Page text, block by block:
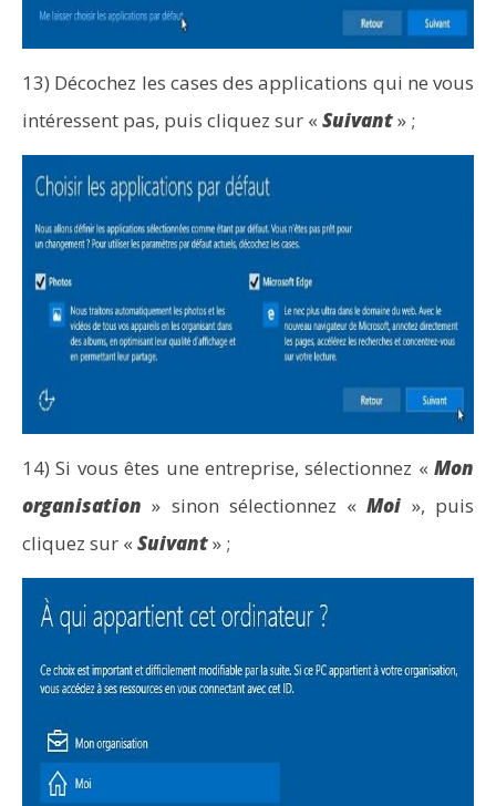
13) Décochez les cases des applications qui ne vous
intéressent pas, puis cliquez sur « Suivant» ;
14) Si vous êtes une entreprise, sélectionnez « Mon
organisation » sinon sélectionnez «Moi », puis
cliquez sur « Suivant» ;